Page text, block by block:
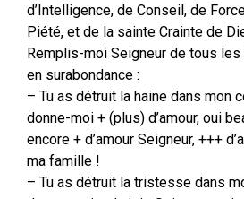
d’Intelligence, de Conseil, de
Piété, et de la sainte Crainte de
Remplis-moi Seigneur de tous
en surabondance :
– Tu as détruit la haine dans mon
donne-moi + (plus) d’amour, oui
encore + d’amour Seigneur, +++
ma famille !
– Tu as détruit la tristesse dans